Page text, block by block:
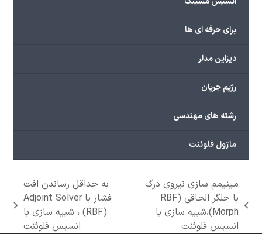
برای حرفه ای ها
دیزاین مدلر
رژیم جریان
رشته های مهندسی
ماژول فلوئنت
previous
post:
مینیمم سازی نیروی درگ
با حلگر الحاقی (RBF
Morph)،شبیه سازی با
انسیس فلوئنت
به حداقل رساندن افت
فشار با Adjoint Solver
(RBF) ، شبیه سازی با
انسیس فلوئنت